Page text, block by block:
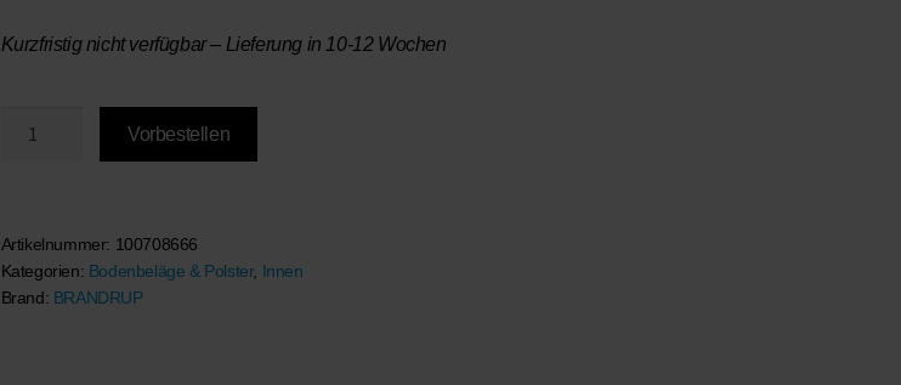
Kurzfristig nicht verfügbar – Lieferung in 10-12 Wochen
der
VW
Grand
Vorbestellen
Artikelnummer: 100708666
Kategorien: Bodenbeläge & Polster, Innen
Brand: BRANDRUP